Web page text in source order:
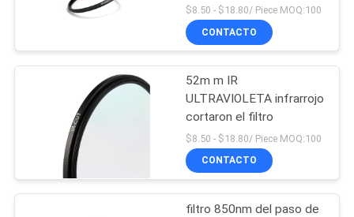
$8.50 - $18.80/ Piece MOQ:100
CONTACTO
52m m IR
ULTRAVIOLETA infrarrojo
cortaron el filtro
$8.50 - $18.80/ Piece MOQ:100
CONTACTO
filtro 850nm del paso de